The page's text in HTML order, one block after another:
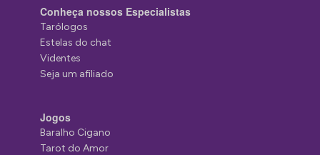
Conheça nossos Especialistas
Tarólogos
Estelas do chat
Videntes
Seja um afiliado
Jogos
Baralho Cigano
Tarot do Amor